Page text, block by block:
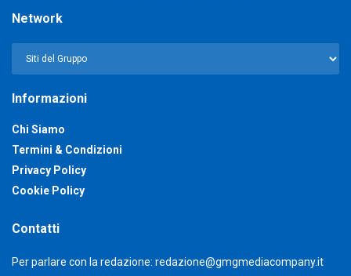
Network
Informazioni
Chi Siamo
Termini & Condizioni
Privacy Policy
Cookie Policy
Contatti
Per parlare con la redazione: redazione@gmgmediacompany.it